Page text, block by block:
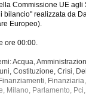
Commissione UE agli
realizzata da
Europeo).
ore 00:00.
Acqua,
Costituzione, Crisi,
Milano, Parlamento,